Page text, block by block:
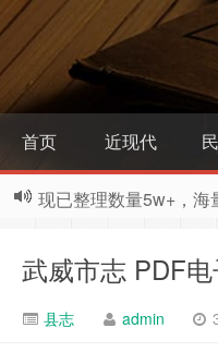
首页 近现代
现已整理数量5w+，海
武威市志 PDF
县志 admin